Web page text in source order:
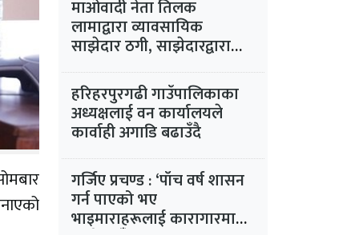
माओवादी नेता तिलक
लामाद्वारा व्यावसायिक
साझेदार ठगी, साझेदारद्वारा
न्याय माग
हरिहरपुरगढी गाउँपालिकाका
अध्यक्षलाई वन कार्यालयले
कार्वाही अगाडि बढाउँदै
गर्जिए प्रचण्ड : ‘पाँच वर्ष शासन
गर्न पाएको भए
भाइमाराहरूलाई कारागारमा